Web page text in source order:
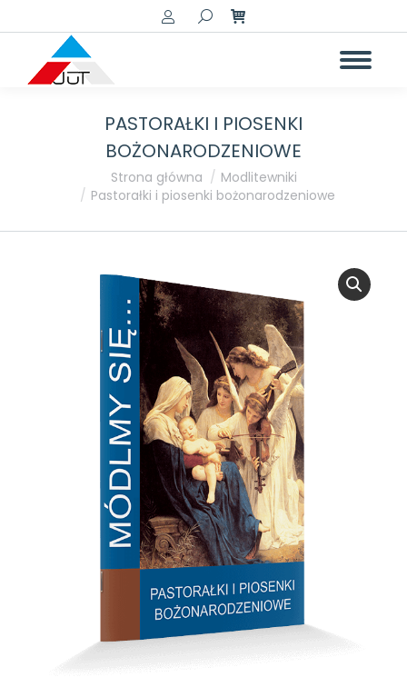
Szukaj:
PASTORAŁKI I PIOSENKI
BOŻONARODZENIOWE
Strona główna
Modlitewniki
Pastorałki i piosenki bożonarodzeniowe